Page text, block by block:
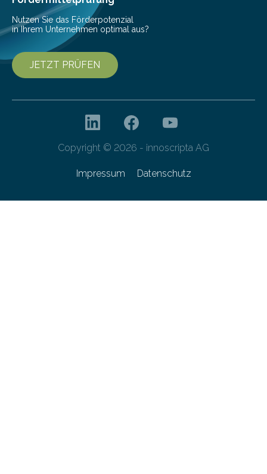
Nutzen Sie das Förderpotenzial
in Ihrem Unternehmen optimal aus?
JETZT PRÜFEN
Copyright © 2026 - innoscripta AG
Impressum Datenschutz